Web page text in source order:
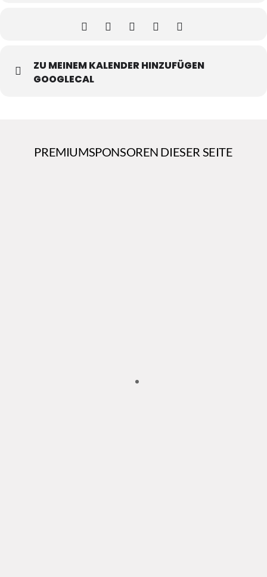
ZU MEINEM KALENDER HINZUFÜGEN
GOOGLECAL
PREMIUMSPONSOREN DIESER SEITE